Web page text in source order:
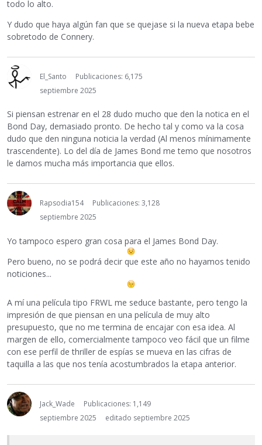
todo lo alto.
Y dudo que haya algún fan que se quejase si la nueva etapa bebe
sobretodo de Connery.
El_Santo
Publicaciones: 6,175
septiembre 2025
Si piensan estrenar en el 28 dudo mucho que den la notica en el
Bond Day, demasiado pronto. De hecho tal y como va la cosa
dudo que den ninguna noticia la verdad (Al menos mínimamente
trascendente). Lo del día de James Bond me temo que nosotros
le damos mucha más importancia que ellos.
Rapsodia154
Publicaciones: 3,128
septiembre 2025
Yo tampoco espero gran cosa para el James Bond Day.
Pero bueno, no se podrá decir que este año no hayamos tenido
noticiones...
A mí una película tipo FRWL me seduce bastante, pero tengo la
impresión de que piensan en una película de muy alto
presupuesto, que no me termina de encajar con esa idea. Al
margen de ello, comercialmente tampoco veo fácil que un filme
con ese perfil de thriller de espías se mueva en las cifras de
taquilla a las que nos tenía acostumbrados la etapa anterior.
Jack_Wade
Publicaciones: 1,149
septiembre 2025
editado septiembre 2025